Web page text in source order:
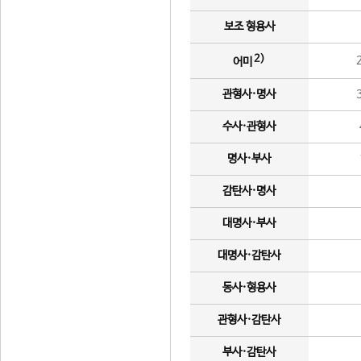
보조 형용사
어미 2)
관형사·명사
수사·관형사
명사·부사
감탄사·명사
대명사·부사
대명사·감탄사
동사·형용사
관형사·감탄사
부사·감탄사